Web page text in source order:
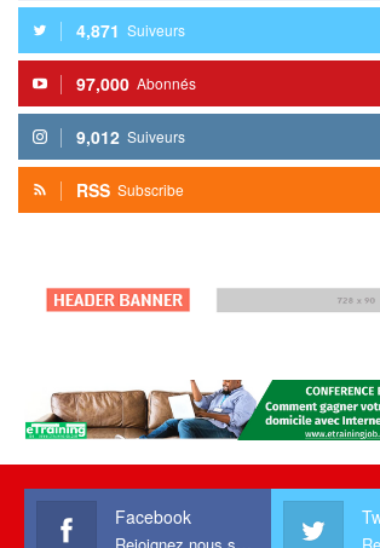
4,871 Suiveurs
97,000 Abonnés
9,012 Suiveurs
RSS Subscribe
Facebook